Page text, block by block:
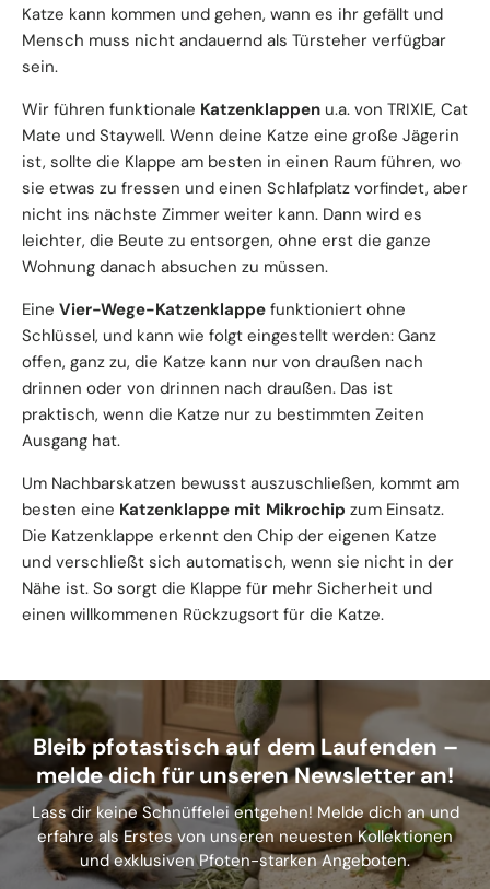
Katze kann kommen und gehen, wann es ihr gefällt und
Mensch muss nicht andauernd als Türsteher verfügbar
sein.
Wir führen funktionale Katzenklappen u.a. von TRIXIE, Cat
Mate und Staywell. Wenn deine Katze eine große Jägerin
ist, sollte die Klappe am besten in einen Raum führen, wo
sie etwas zu fressen und einen Schlafplatz vorfindet, aber
nicht ins nächste Zimmer weiter kann. Dann wird es
leichter, die Beute zu entsorgen, ohne erst die ganze
Wohnung danach absuchen zu müssen.
Eine Vier-Wege-Katzenklappe funktioniert ohne
Schlüssel, und kann wie folgt eingestellt werden: Ganz
offen, ganz zu, die Katze kann nur von draußen nach
drinnen oder von drinnen nach draußen. Das ist
praktisch, wenn die Katze nur zu bestimmten Zeiten
Ausgang hat.
Um Nachbarskatzen bewusst auszuschließen, kommt am
besten eine Katzenklappe mit Mikrochip zum Einsatz.
Die Katzenklappe erkennt den Chip der eigenen Katze
und verschließt sich automatisch, wenn sie nicht in der
Nähe ist. So sorgt die Klappe für mehr Sicherheit und
einen willkommenen Rückzugsort für die Katze.
Bleib pfotastisch auf dem Laufenden –
melde dich für unseren Newsletter an!
Lass dir keine Schnüffelei entgehen! Melde dich an und
erfahre als Erstes von unseren neuesten Kollektionen
und exklusiven Pfoten-starken Angeboten.